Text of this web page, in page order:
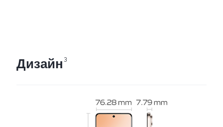
Дизайн 3